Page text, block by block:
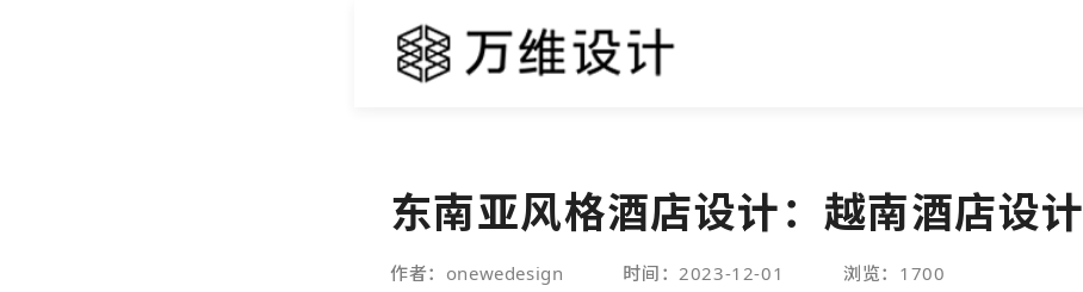
东南亚风格酒店设计：越南酒店设计
作者：onewedesign 时间：2023-12-01 浏览：1700